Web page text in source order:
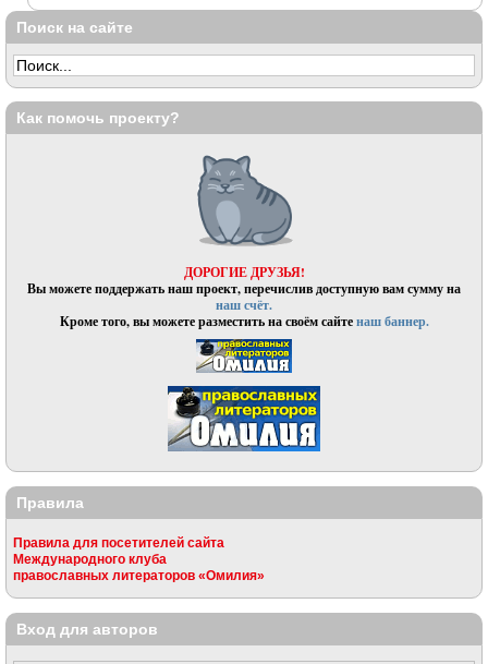
Поиск на сайте
Как помочь проекту?
ДОРОГИЕ ДРУЗЬЯ!
Вы можете поддержать наш проект, перечислив доступную вам сумму на
наш счёт.
Кроме того, вы можете разместить на своём сайтенаш баннер.
Правила
Правила для посетителей сайта
Международного клуба
православных литераторов «Омилия»
Вход для авторов